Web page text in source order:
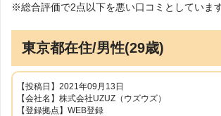
※総合評価で2点以下を悪い口コミとしています
東京都在住/男性(29歳)
【投稿日】2021年09月13日
【会社名】株式会社UZUZ（ウズウズ）
【登録拠点】WEB登録